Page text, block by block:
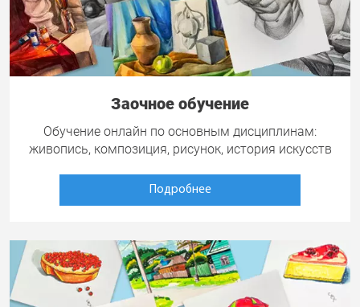
Заочное обучение
Обучение онлайн по основным дисциплинам:
живопись, композиция, рисунок, история искусств
Подробнее